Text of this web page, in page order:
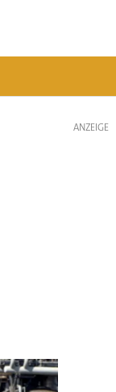
ANZEIGE